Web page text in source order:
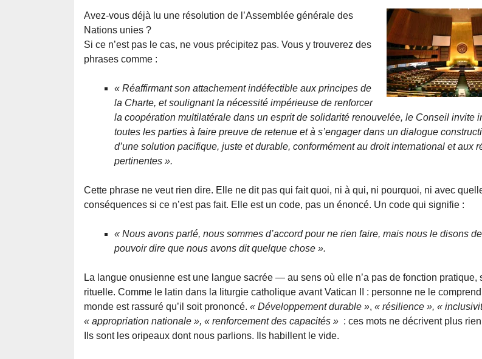
Avez-vous déjà lu une résolution de l’Assemblée générale des
Nations unies ?
Si ce n’est pas le cas, ne vous précipitez pas. Vous y trouverez des
phrases comme :
« Réaffirmant son attachement indéfectible aux principes de
la Charte, et soulignant la nécessité impérieuse de renforcer
la coopération multilatérale dans un esprit de solidarité renouvelée, le Conseil invite
toutes les parties à faire preuve de retenue et à s’engager dans un dialogue
d’une solution pacifique, juste et durable, conformément au droit international et aux
pertinentes ».
Cette phrase ne veut rien dire. Elle ne dit pas qui fait quoi, ni à qui, ni pourquoi, ni avec
conséquences si ce n’est pas fait. Elle est un code, pas un énoncé. Un code qui signifie :
« Nous avons parlé, nous sommes d’accord pour ne rien faire, mais nous le disons
pouvoir dire que nous avons dit quelque chose ».
La langue onusienne est une langue sacrée — au sens où elle n’a pas de fonction pratique,
rituelle. Comme le latin dans la liturgie catholique avant Vatican II : personne ne le
monde est rassuré qu’il soit prononcé. « Développement durable », « résilience », «
« appropriation nationale », « renforcement des capacités » : ces mots ne décrivent plus
Ils sont les oripeaux dont nous parlions. Ils habillent le vide.